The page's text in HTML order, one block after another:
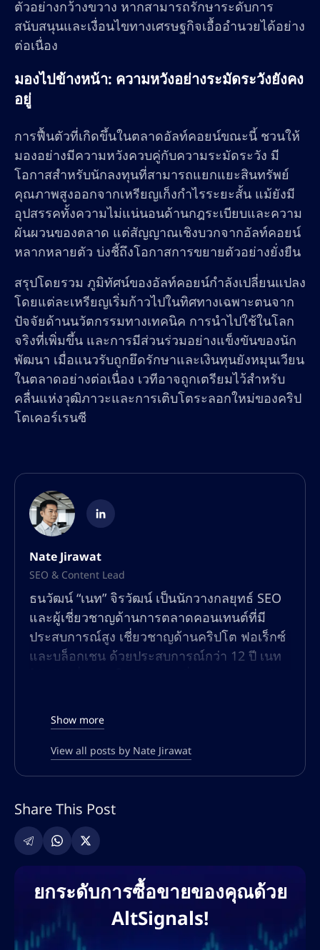
ตัวอย่างกว้างขวาง หากสามารถรักษาระดับการ
สนับสนุนและเงื่อนไขทางเศรษฐกิจเอื้ออำนวยได้อย่าง
ต่อเนื่อง
มองไปข้างหน้า: ความหวังอย่างระมัดระวังยังคง
อยู่
การฟื้นตัวที่เกิดขึ้นในตลาดอัลท์คอยน์ขณะนี้ ชวนให้
มองอย่างมีความหวังควบคู่กับความระมัดระวัง มี
โอกาสสำหรับนักลงทุนที่สามารถแยกแยะสินทรัพย์
คุณภาพสูงออกจากเหรียญเก็งกำไรระยะสั้น แม้ยังมี
อุปสรรคทั้งความไม่แน่นอนด้านกฎระเบียบและความ
ผันผวนของตลาด แต่สัญญาณเชิงบวกจากอัลท์คอยน์
หลากหลายตัว บ่งชี้ถึงโอกาสการขยายตัวอย่างยั่งยืน
สรุปโดยรวม ภูมิทัศน์ของอัลท์คอยน์กำลังเปลี่ยนแปลง
โดยแต่ละเหรียญเริ่มก้าวไปในทิศทางเฉพาะตนจาก
ปัจจัยด้านนวัตกรรมทางเทคนิค การนำไปใช้ในโลก
จริงที่เพิ่มขึ้น และการมีส่วนร่วมอย่างแข็งขันของนัก
พัฒนา เมื่อแนวรับถูกยึดรักษาและเงินทุนยังหมุนเวียน
ในตลาดอย่างต่อเนื่อง เวทีอาจถูกเตรียมไว้สำหรับ
คลื่นแห่งวุฒิภาวะและการเติบโตระลอกใหม่ของคริป
โตเคอร์เรนซี
Nate Jirawat
SEO & Content Lead
ธนวัฒน์ “เนท” จิรวัฒน์ เป็นนักวางกลยุทธ์ SEO
และผู้เชี่ยวชาญด้านการตลาดคอนเทนต์ที่มี
ประสบการณ์สูง เชี่ยวชาญด้านคริปโต ฟอเร็กซ์
และบล็อกเชน ด้วยประสบการณ์กว่า 12 ปี เนท
ในการค้นหา และการสร้างคอนเทนต์ที่มีอัตรา
การแปลงสูงสำหรับแพลตฟอร์มทางการเงินและ
การซื้อขายทั่วโลก
เทคนิค การปรับแต่งทั้งแบบออนเพจและออฟ
และการตลาดคอนเทนต์ที่ขับเคลื่อนด้วย AI เขา
เคยร่วมงานกับแพลตฟอร์มแลกเปลี่ยนคริปโต
ชั้นนำ โบรกเกอร์ฟอเร็กซ์ โครงการ DeFi และ
แพลตฟอร์มการศึกษาด้านการซื้อขาย เพื่อช่วย
ให้แบรนด์ต่างๆ ขยายการเข้าถึงบนโลกดิจิทัล
และครองอันดับการค้นหา แนวทางที่ขับเคลื่อน
Show more
View all posts by Nate Jirawat
Share This Post
ยกระดับการซื้อขายของคุณด้วย
AltSignals!